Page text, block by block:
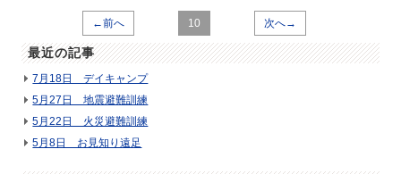
←前へ 10 次へ→
最近の記事
7月18日 デイキャンプ
5月27日 地震避難訓練
5月22日 火災避難訓練
5月8日 お見知り遠足